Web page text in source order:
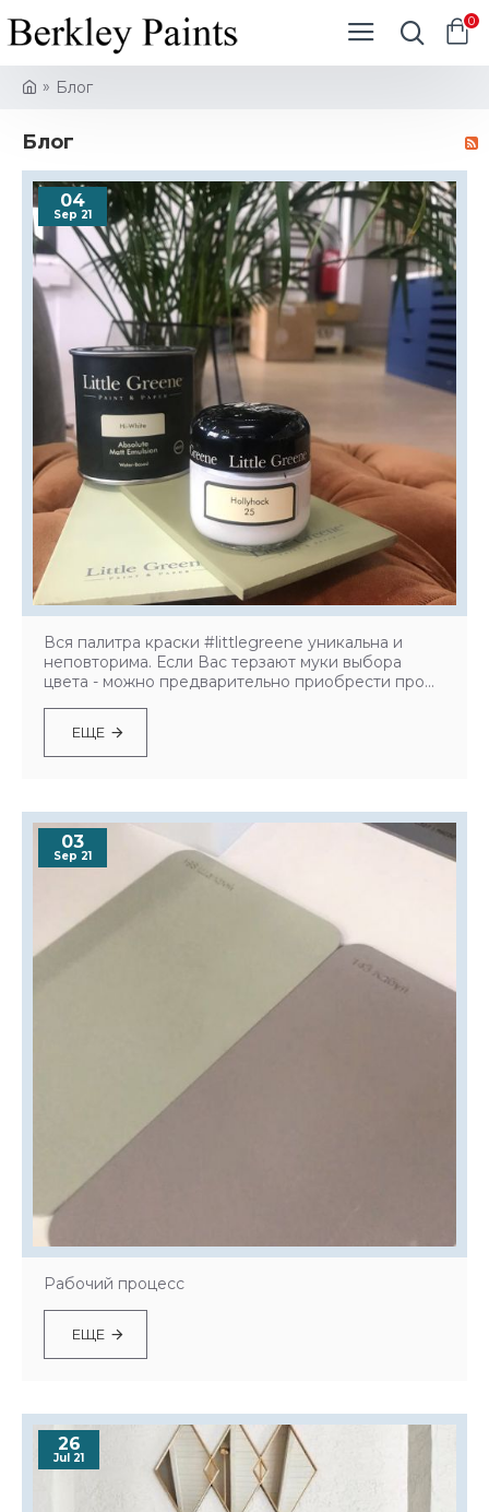
0
Блог
Блог
04
Sep 21
Вся палитра краски #littlegreene уникальна и
неповторима. Если Вас терзают муки выбора
цвета - можно предварительно приобрести про...
ЕЩЕ
03
Sep 21
Рабочий процесс
ЕЩЕ
26
Jul 21